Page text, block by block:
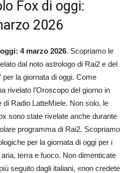
Fox di oggi:
2026
4 marzo 2026. Scopriamo le
dal noto astrologo di Rai2 e del
per la giornata di oggi. Come
rivelato l’Oroscopo del giorno in
Radio LatteMiele. Non solo, le
sono state rivelate anche durante
programma di Rai2. Scopriamo
per la giornata di oggi per i
aria, terra e fuoco. Non dimenticate
seguito dagli italiani, «non credete